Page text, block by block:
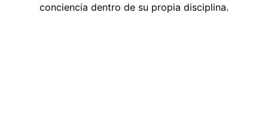
conciencia dentro de su propia disciplina.